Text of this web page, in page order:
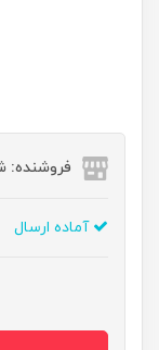
فروشنده:
آماده ارسال